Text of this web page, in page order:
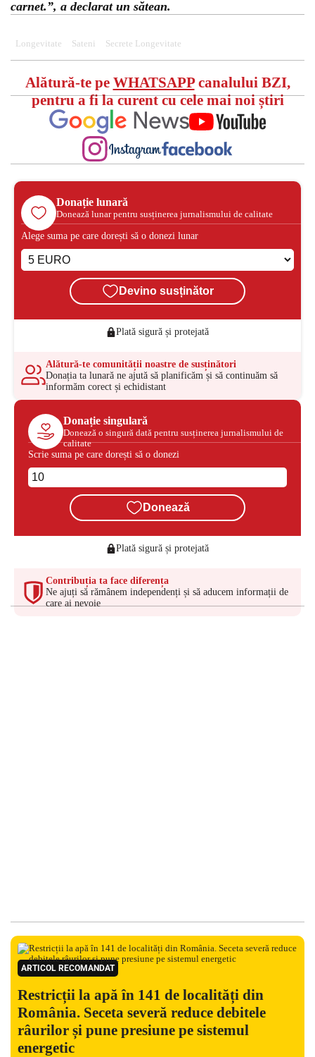
carnet.”, a declarat un sătean.
Longevitate Sateni Secrete Longevitate
Alătură-te pe WHATSAPPcanalului BZI,
pentru a fi la curent cu cele mai noi știri
Donație lunară
Donează lunar pentru susținerea jurnalismului de calitate
Alege suma pe care dorești să o donezi lunar
Devino susținător
Plată sigură și protejată
Alătură-te comunității noastre de susținători
Donația ta lunară ne ajută să planificăm și să continuăm să
informăm corect și echidistant
Donație singulară
Donează o singură dată pentru susținerea jurnalismului de
calitate
Scrie suma pe care dorești să o donezi
Donează
Plată sigură și protejată
Contribuția ta face diferența
Ne ajuți să rămânem independenți și să aducem informații de
care ai nevoie
ARTICOL RECOMANDAT
Restricții la apă în 141 de localități din
România. Seceta severă reduce debitele
râurilor și pune presiune pe sistemul
energetic